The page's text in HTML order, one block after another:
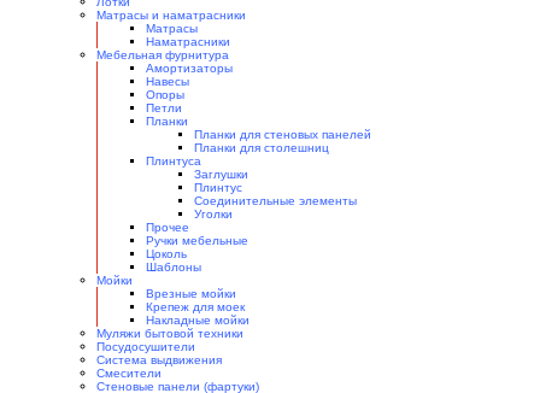
Матрасы и наматрасники
Матрасы
Наматрасники
Мебельная фурнитура
Амортизаторы
Навесы
Опоры
Петли
Планки
Планки для стеновых панелей
Планки для столешниц
Плинтуса
Заглушки
Плинтус
Соединительные элементы
Уголки
Прочее
Ручки мебельные
Цоколь
Шаблоны
Мойки
Врезные мойки
Крепеж для моек
Накладные мойки
Муляжи бытовой техники
Посудосушители
Система выдвижения
Смесители
Стеновые панели (фартуки)